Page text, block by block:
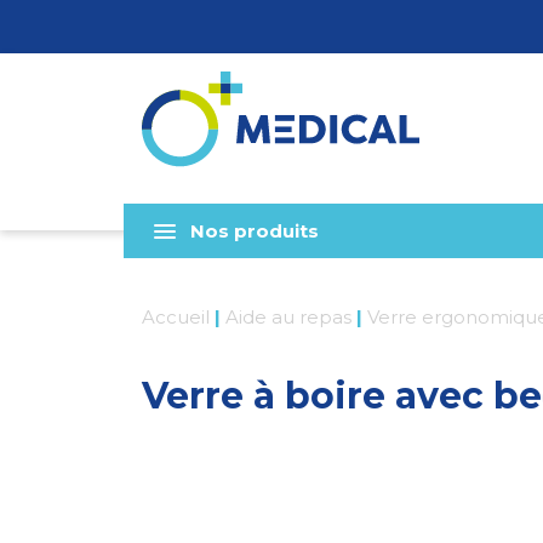
Nos produits
Accueil | Aide au repas | Verre
Verre à boire avec